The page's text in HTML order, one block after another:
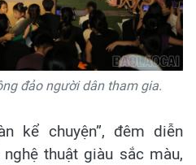
đảo người dân tham gia.
kể chuyện”, đêm diễn
thuật giàu sắc màu,